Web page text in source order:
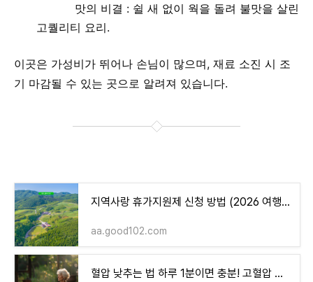
맛의 비결 : 쉴 새 없이 웍을 돌려 불맛을 살린
고퀄리티 요리.
이곳은 가성비가 뛰어나 손님이 많으며, 재료 소진 시 조
기 마감될 수 있는 곳으로 알려져 있습니다.
지역사랑 휴가지원제 신청 방법 (2026 여행비 50% 환급, 최대 20만원 받기)
aa.good102.com
혈압 낮추는 법 하루 1분이면 충분! 고혈압 생활수칙 3가지